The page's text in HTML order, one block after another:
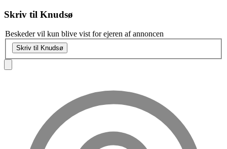
Skriv til Knudsø
Beskeder vil kun blive vist for ejeren af annoncen
Skriv til Knudsø